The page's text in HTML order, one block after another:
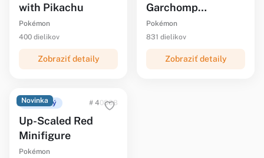
with Pikachu
Pokémon
400 dielikov
Zobraziť detaily
Garchomp
Championship
Battle
Pokémon
831 dielikov
Zobraziť detaily
Novinka
Ohlásený # 40868
Up-Scaled Red
Minifigure
Pokémon